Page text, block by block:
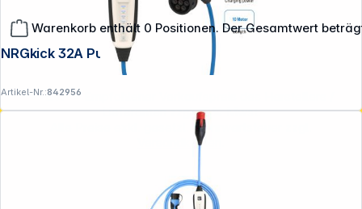
Warenkorb enthält 0 Positionen. Der Gesamtwert
NRGkick 32A Pure 10m WLAN
Artikel-Nr.:842956
**EVP = Empfohlener Verkaufspreis des Herstellers /
Lieferanten zzgl. 19% Mwst.
Alle Preise exkl. gesetzl. Mehrwertsteuer zzgl.
Versandkosten